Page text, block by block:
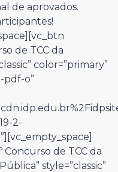
de aprovados.
de TCC da
color=”primary”
pdf-o”
2-
Concurso de TCC da
style=”classic”